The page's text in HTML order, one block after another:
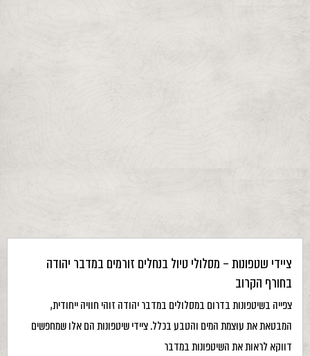
ציידי שטפונות – מסלולי טיול בנחלים זורמים במדבר יהודה
בחורף הקרוב
צפייה בשיטפונות בדרום במסלולים במדבר יהודה זוהי חוויה ייחודית,
המבטאת את עוצמת המים והטבע בכלל. ציידי שיטפונות הם אלו שמחפשים
דווקא לראות את השיטפונות במדבר